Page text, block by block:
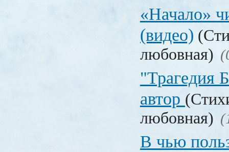
«Начало»
(видео)
любовная)
"Трагедия
автор
любовная)
В чью